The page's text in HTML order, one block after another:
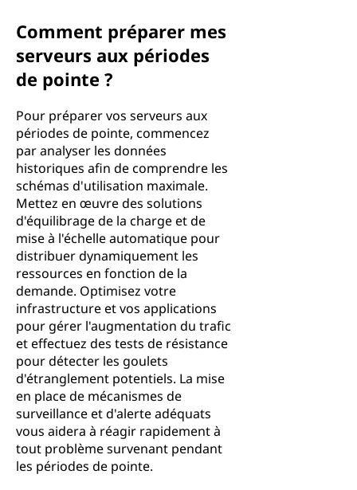
Comment préparer mes
serveurs aux périodes
de pointe ?
Pour préparer vos serveurs aux
périodes de pointe, commencez
par analyser les données
historiques afin de comprendre les
schémas d'utilisation maximale.
Mettez en œuvre des solutions
d'équilibrage de la charge et de
mise à l'échelle automatique pour
distribuer dynamiquement les
ressources en fonction de la
demande. Optimisez votre
infrastructure et vos applications
pour gérer l'augmentation du trafic
et effectuez des tests de résistance
pour détecter les goulets
d'étranglement potentiels. La mise
en place de mécanismes de
surveillance et d'alerte adéquats
vous aidera à réagir rapidement à
tout problème survenant pendant
les périodes de pointe.